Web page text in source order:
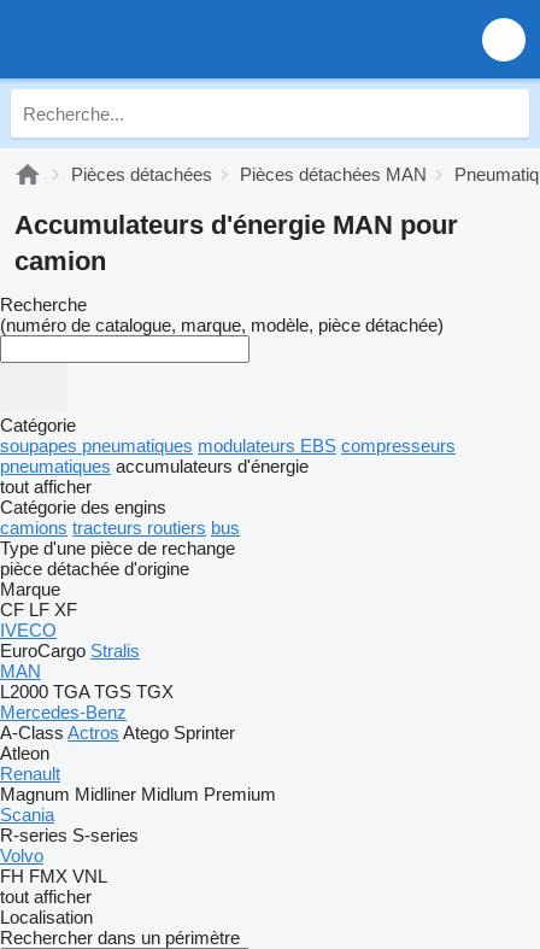
Pièces détachées Pièces détachées MAN
Accumulateurs d'énergie MAN pour
camion
Recherche
(numéro de catalogue, marque, modèle, pièce détachée)
Catégorie
soupapes pneumatiques modulateurs EBS compresseurs
pneumatiques accumulateurs d'énergie
tout afficher
Catégorie des engins
camions tracteurs routiers bus
Type d'une pièce de rechange
pièce détachée d'origine
Marque
CF LF XF
IVECO
EuroCargo Stralis
MAN
L2000 TGA TGS TGX
Mercedes-Benz
A-Class Actros Atego Sprinter
Atleon
Renault
Magnum Midliner Midlum Premium
Scania
R-series S-series
Volvo
FH FMX VNL
tout afficher
Localisation
Rechercher dans un périmètre